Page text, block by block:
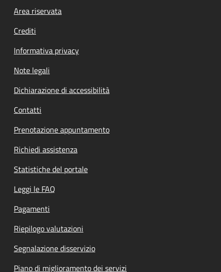
Footer menu
Area riservata
Crediti
Informativa privacy
Note legali
Dichiarazione di accessibilità
Contatti
Prenotazione appuntamento
Richiedi assistenza
Statistiche del portale
Leggi le FAQ
Pagamenti
Riepilogo valutazioni
Segnalazione disservizio
Piano di miglioramento dei servizi